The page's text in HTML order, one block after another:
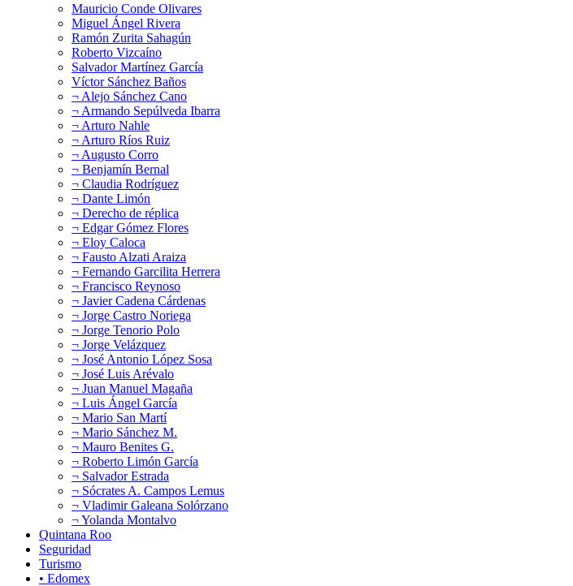
Mauricio Conde Olivares
Miguel Ángel Rivera
Ramón Zurita Sahagún
Roberto Vizcaíno
Salvador Martínez García
Víctor Sánchez Baños
¬ Alejo Sánchez Cano
¬ Armando Sepúlveda Ibarra
¬ Arturo Nahle
¬ Arturo Ríos Ruiz
¬ Augusto Corro
¬ Benjamín Bernal
¬ Claudia Rodríguez
¬ Dante Limón
¬ Derecho de réplica
¬ Edgar Gómez Flores
¬ Eloy Caloca
¬ Fausto Alzati Araiza
¬ Fernando Garcilita Herrera
¬ Francisco Reynoso
¬ Javier Cadena Cárdenas
¬ Jorge Castro Noriega
¬ Jorge Tenorio Polo
¬ Jorge Velázquez
¬ José Antonio López Sosa
¬ José Luis Arévalo
¬ Juan Manuel Magaña
¬ Luis Ángel García
¬ Mario San Martí
¬ Mario Sánchez M.
¬ Mauro Benites G.
¬ Roberto Limón García
¬ Salvador Estrada
¬ Sócrates A. Campos Lemus
¬ Vladimir Galeana Solórzano
¬ Yolanda Montalvo
Quintana Roo
Seguridad
Turismo
• Edomex